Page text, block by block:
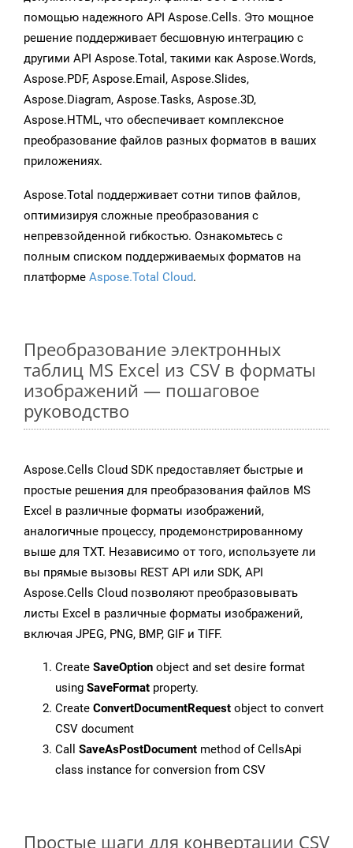
помощью надежного API Aspose.Cells. Это мощное
решение поддерживает бесшовную интеграцию с
другими API Aspose.Total, такими как Aspose.Words,
Aspose.PDF, Aspose.Email, Aspose.Slides,
Aspose.Diagram, Aspose.Tasks, Aspose.3D,
Aspose.HTML, что обеспечивает комплексное
преобразование файлов разных форматов в ваших
приложениях.
Aspose.Total поддерживает сотни типов файлов,
оптимизируя сложные преобразования с
непревзойденной гибкостью. Ознакомьтесь с
полным списком поддерживаемых форматов на
платформе Aspose.Total Cloud.
Преобразование электронных
таблиц MS Excel из CSV в форматы
изображений — пошаговое
руководство
Aspose.Cells Cloud SDK предоставляет быстрые и
простые решения для преобразования файлов MS
Excel в различные форматы изображений,
аналогичные процессу, продемонстрированному
выше для TXT. Независимо от того, используете ли
вы прямые вызовы REST API или SDK, API
Aspose.Cells Cloud позволяют преобразовывать
листы Excel в различные форматы изображений,
включая JPEG, PNG, BMP, GIF и TIFF.
Create SaveOption object and set desire format
using SaveFormat property.
Create ConvertDocumentRequest object to convert
CSV document
Call SaveAsPostDocument method of CellsApi
class instance for conversion from CSV
Простые шаги для конвертации CSV